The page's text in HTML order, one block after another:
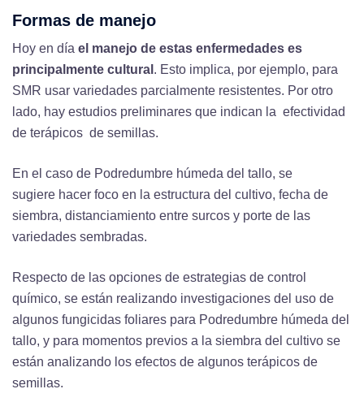
Formas de manejo
Hoy en día el manejo de estas enfermedades es
principalmente cultural . Esto implica, por ejemplo, para
SMR usar variedades parcialmente resistentes. Por otro
lado, hay estudios preliminares que indican la efectividad
de terápicos de semillas.
En el caso de Podredumbre húmeda del tallo, se
sugiere hacer foco en la estructura del cultivo, fecha de
siembra, distanciamiento entre surcos y porte de las
variedades sembradas.
Respecto de las opciones de estrategias de control
químico, se están realizando investigaciones del uso de
algunos fungicidas foliares para Podredumbre húmeda del
tallo, y para momentos previos a la siembra del cultivo se
están analizando los efectos de algunos terápicos de
semillas.